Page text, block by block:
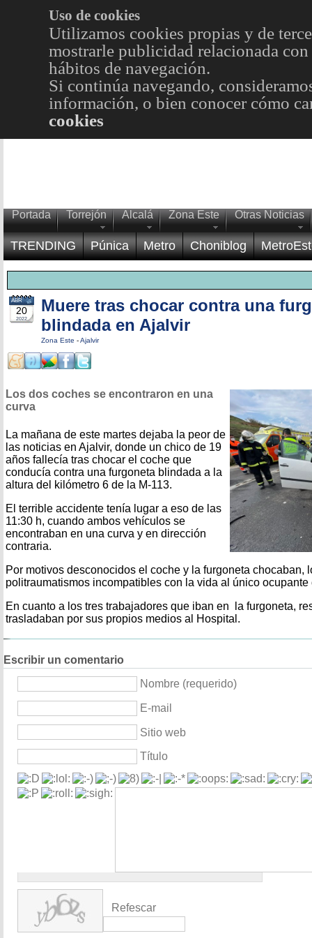
Uso de cookies
Utilizamos cookies propias y de
mostrarle publicidad relacionada
hábitos de navegación.
Si continúa navegando,
información, o bien conocer cómo
cookies
Portada Torrejón Alcalá Zona Este Otras Noticias
TRENDING Púnica Metro Choniblog
20
ABR
2022
Muere tras chocar contra una
blindada en Ajalvir
Zona Este -Ajalvir
Los dos coches se encontraron en una
curva
La mañana de este martes dejaba la peor de
las noticias en Ajalvir, donde un chico de 19
años fallecía tras chocar el coche que
conducía contra una furgoneta blindada a la
altura del kilómetro 6 de la M-113.
El terrible accidente tenía lugar a eso de las
11:30 h, cuando ambos vehículos se
encontraban en una curva y en dirección
contraria.
Por motivos desconocidos el coche y la furgoneta chocaban,
politraumatismos incompatibles con la vida al único ocupante
En cuanto a los tres trabajadores que iban en la furgoneta,
trasladaban por sus propios medios al Hospital.
Escribir un comentario
Nombre (requerido)
E-mail
Sitio web
Título
Refescar